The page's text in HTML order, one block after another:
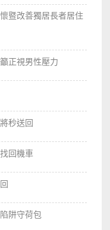
暨改善獨居長者居住
正視男性壓力
秒送回
回機車
阱守荷包